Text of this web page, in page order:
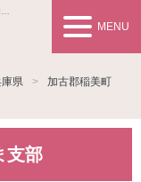
MENU
県 加古郡稲美町
支部